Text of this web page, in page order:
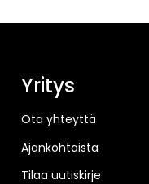
Yritys
Ota yhteyttä
Ajankohtaista
Tilaa uutiskirje